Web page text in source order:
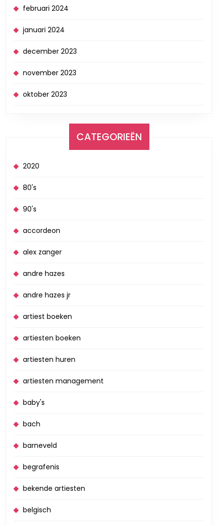
februari 2024
januari 2024
december 2023
november 2023
oktober 2023
CATEGORIEËN
2020
80's
90's
accordeon
alex zanger
andre hazes
andre hazes jr
artiest boeken
artiesten boeken
artiesten huren
artiesten management
baby's
bach
barneveld
begrafenis
bekende artiesten
belgisch